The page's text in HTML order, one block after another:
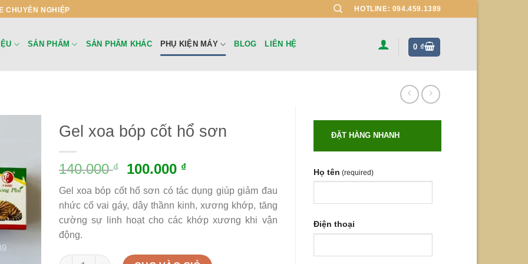
CHUYÊN NGHIỆP HOTLINE: 094.459.1389
SẢN PHẨM SẢN PHẨM KHÁC PHỤ KIỆN MÁY BLOG LIÊN HỆ 0₫
ĐẶT HÀNG NHANH
Họ tên (required)
Điện thoại
Gel xoa bóp cốt hổ sơn
140.000₫ 100.000 ₫
Gel xoa bóp cốt hổ sơn có tác dụng giúp giảm đau
nhức cổ vai gáy, dây thầnn kinh, xương khớp, tăng
cường sự linh hoạt cho các khớp xương khi vận
động.
Gel xoa bóp cốt hổ sơn quantity